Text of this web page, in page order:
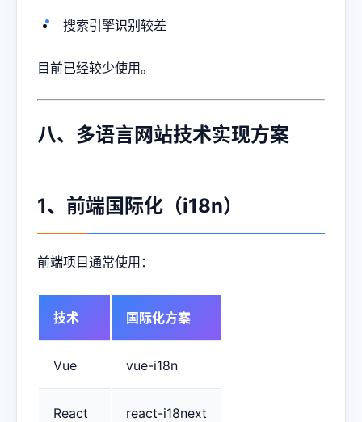
搜索引擎识别较差
目前已经较少使用。
八、多语言网站技术实现方案
1、前端国际化（i18n）
前端项目通常使用：
技术 国际化方案
Vue vue-i18n
React react-i18next